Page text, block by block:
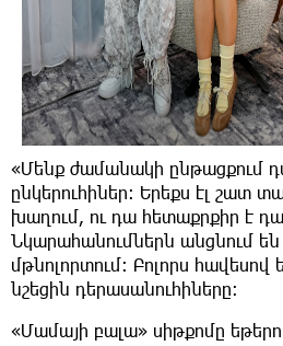
«Մենք ժամանակի ընթացքում
ընկերուհիներ։ Երեքս էլ շատ
խաղում, ու դա հետաքրքիր է
Նկարահանումներն անցնում
մթնոլորտում։ Բոլորս
նշեցին դերասանուհիները։
«Մամայի բալա» սիթքոմը